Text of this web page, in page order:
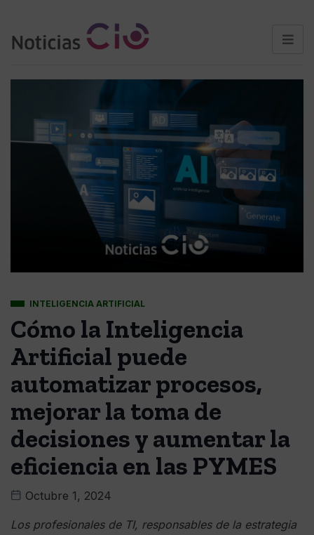
INTELIGENCIA ARTIFICIAL
Cómo la Inteligencia
Artificial puede
automatizar procesos,
mejorar la toma de
decisiones y aumentar la
eficiencia en las PYMES
Octubre 1, 2024
Los profesionales de TI, responsables de la estrategia